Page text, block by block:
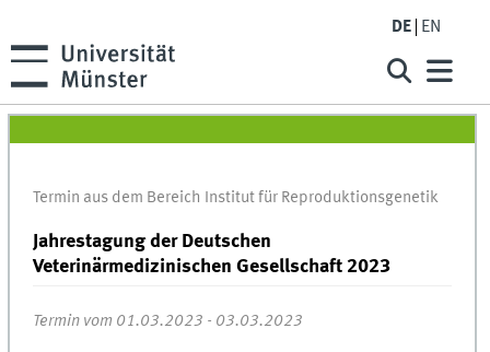
DE EN
Termin aus dem Bereich Institut für Reproduktionsgenetik
Jahrestagung der Deutschen
Veterinärmedizinischen Gesellschaft 2023
Termin vom 01.03.2023 - 03.03.2023